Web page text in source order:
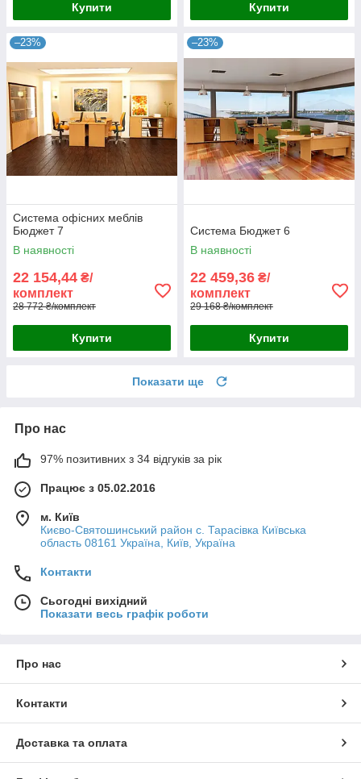
Купити Купити
–23%
Система офісних меблів
Бюджет 7
В наявності
22 154,44 ₴/
комплект
28 772 ₴/комплект
Купити
–23%
Система Бюджет 6
В наявності
22 459,36 ₴/
комплект
29 168 ₴/комплект
Купити
Показати ще
Про нас
97% позитивних з 34 відгуків за рік
Працює з 05.02.2016
м. Київ
Києво-Святошинський район с. Тарасівка Київська
область 08161 Україна, Київ, Україна
Контакти
Сьогодні вихідний
Показати весь графік роботи
Про нас
Контакти
Доставка та оплата